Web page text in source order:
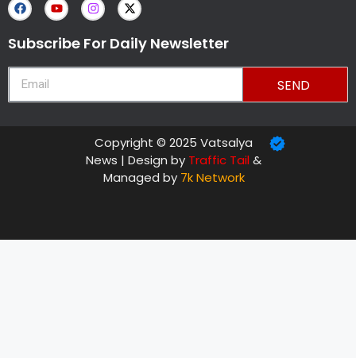
Subscribe For Daily Newsletter
SEND
Copyright © 2025 Vatsalya
News | Design by Traffic Tail&
Managed by 7k Network